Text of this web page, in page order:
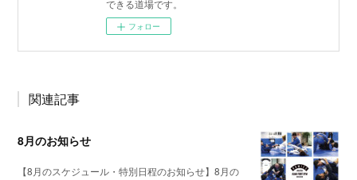
できる道場です。
フォロー
関連記事
8月のお知らせ
【8月のスケジュール・特別日程のお知らせ】8月の